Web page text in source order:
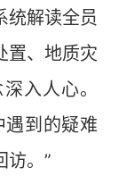
统解读全员
置、地质灾
入人心。
遇到的疑难
访。”